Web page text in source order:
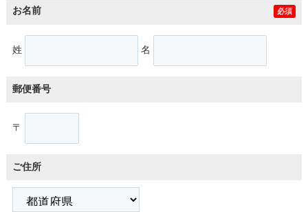
お名前 必須
姓 名
郵便番号
〒
ご住所